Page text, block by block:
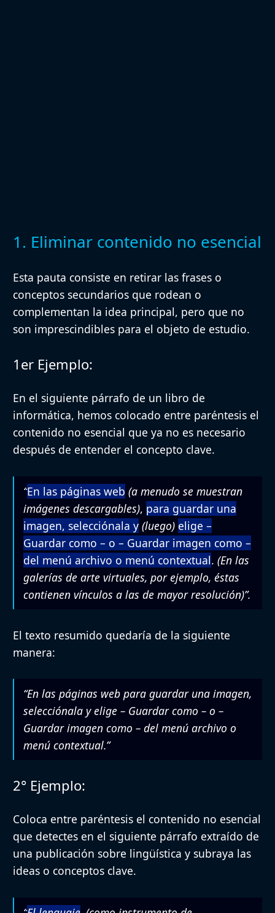
1. Eliminar contenido no esencial
Esta pauta consiste en retirar las frases o
conceptos secundarios que rodean o
complementan la idea principal, pero que no
son imprescindibles para el objeto de estudio.
1er Ejemplo:
En el siguiente párrafo de un libro de
informática, hemos colocado entre paréntesis el
contenido no esencial que ya no es necesario
después de entender el concepto clave.
“En las páginas web (a menudo se muestran
imágenes descargables), para guardar una
imagen, selecciónala y (luego) elige –
Guardar como – o – Guardar imagen como –
del menú archivo o menú contextual. (En las
galerías de arte virtuales, por ejemplo, éstas
contienen vínculos a las de mayor resolución)”.
El texto resumido quedaría de la siguiente
manera:
“En las páginas web para guardar una imagen,
selecciónala y elige – Guardar como – o –
Guardar imagen como – del menú archivo o
menú contextual.”
2° Ejemplo:
Coloca entre paréntesis el contenido no esencial
que detectes en el siguiente párrafo extraído de
una publicación sobre lingüística y subraya las
ideas o conceptos clave.